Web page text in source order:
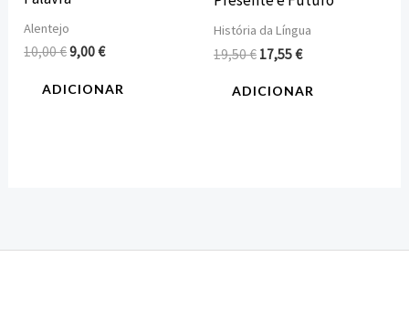
Alentejo
10,00€9,00€
ADICIONAR
História da Língua
19,50€ 17,55€
ADICIONAR